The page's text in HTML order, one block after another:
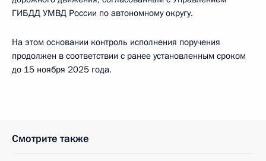
ГИБДД УМВД России по автономному округу.
На этом основании контроль исполнения поручения
продолжен в соответствии с ранее установленным сроком
до 15 ноября 2025 года.
Смотрите также